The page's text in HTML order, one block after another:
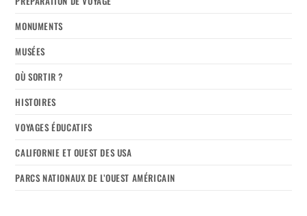
MONUMENTS
MUSÉES
OÙ SORTIR ?
HISTOIRES
VOYAGES ÉDUCATIFS
CALIFORNIE ET OUEST DES USA
PARCS NATIONAUX DE L’OUEST AMÉRICAIN